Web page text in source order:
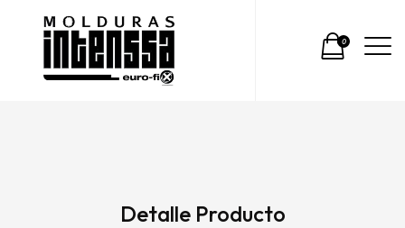
0
Detalle Producto